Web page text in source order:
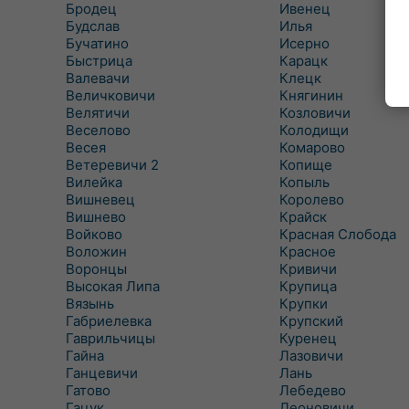
Бродец
Будслав
Бучатино
Быстрица
Валевачи
Величковичи
Велятичи
Веселово
Весея
Ветеревичи 2
Вилейка
Вишневец
Вишнево
Войково
Воложин
Воронцы
Высокая Липа
Вязынь
Габриелевка
Гаврильчицы
Гайна
Ганцевичи
Гатово
Ивенец
Илья
Исерно
Карацк
Клецк
Княгинин
Козловичи
Колодищи
Комарово
Копище
Копыль
Королево
Крайск
Красная Слобода
Красное
Кривичи
Крупица
Крупки
Крупский
Куренец
Лазовичи
Лань
Лебедево